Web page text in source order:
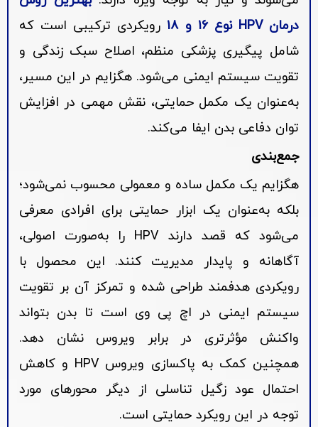
درمان HPV نوع ۱۶ و ۱۸
رویکردی ترکیبی است که
شامل پیگیری پزشکی منظم، اصلاح سبک زندگی و
تقویت سیستم ایمنی می‌شود. هگزایم در این مسیر،
به‌عنوان یک مکمل حمایتی، نقش مهمی در افزایش
توان دفاعی بدن ایفا می‌کند.
جمع‌بندی
هگزایم یک مکمل ساده و معمولی محسوب نمی‌شود؛
بلکه به‌عنوان یک ابزار حمایتی برای افرادی معرفی
می‌شود که قصد دارند HPV را به‌صورت اصولی،
آگاهانه و پایدار مدیریت کنند. این محصول با
رویکردی هدفمند طراحی شده و تمرکز آن بر تقویت
سیستم ایمنی در اچ پی وی است تا بدن بتواند
واکنش مؤثرتری در برابر ویروس نشان دهد.
همچنین کمک به پاکسازی ویروس HPV و کاهش
احتمال عود زگیل تناسلی از دیگر محورهای مورد
توجه در این رویکرد حمایتی است.